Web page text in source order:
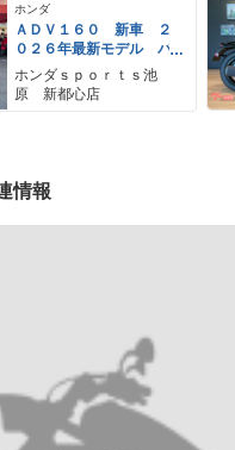
ホンダ
ＡＤＶ１６０ 新車 ２
０２６年最新モデル パ
ールスモーキーグレー
スマートキー ２９Ｌ
メットイン ＵＳＢ Ｔ
ホンダｓｐｏｒｔｓ池
原 新都心店
情報